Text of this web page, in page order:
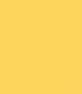
помощь по всем